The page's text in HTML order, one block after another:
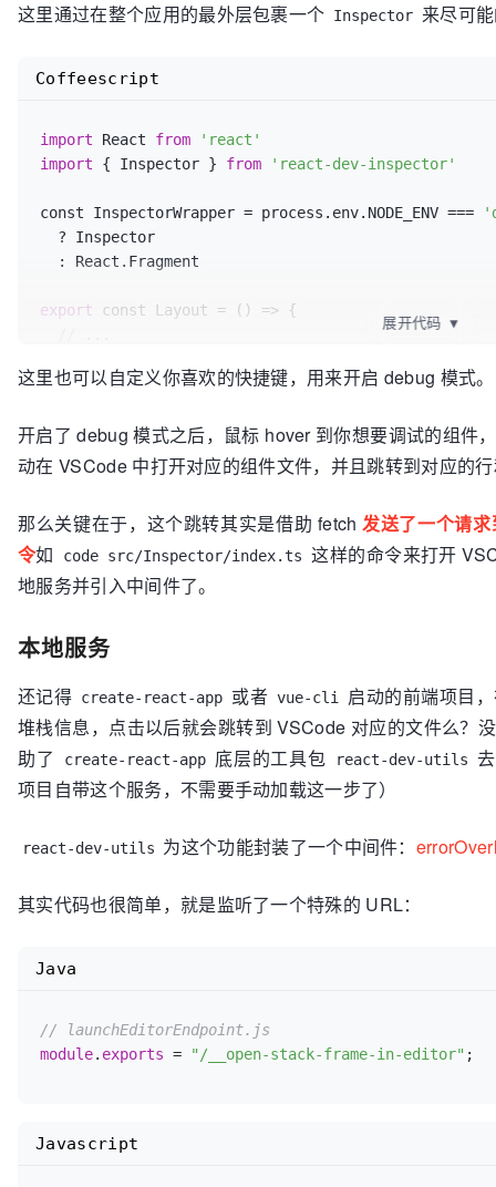
这里通过在整个应用的最外层包裹一个 Inspector 来尽可
import React from
'react'
import { Inspector } from 'react-dev-inspector'
const InspectorWrapper = process.env.NODE_ENV ===
? Inspector
: React.Fragment
export const Layout = () => {
return (
keys={['control', 'shift' , 'command', 'c']}
... // Props see below
>
</InspectorWrapper>
)
Coffeescript
展开代码 ▼
这里也可以自定义你喜欢的快捷键，用来开启 debug 模式。
开启了 debug 模式之后，鼠标 hover 到你想要调试的组件
动在 VSCode 中打开对应的组件文件，并且跳转到对应的
那么关键在于，这个跳转其实是借助 fetch发送了一个请
令如 code src/Inspector/index.ts 这样的命令来打开
地服务并引入中间件了。
本地服务
还记得 create-react-app 或者 vue-cli 启动的前端项目
堆栈信息，点击以后就会跳转到 VSCode 对应的文件么？
助了
create-react-app 底层的工具包 react-dev-utils
项目自带这个服务，不需要手动加载这一步了）
react-dev-utils 为这个功能封装了一个中间件：
其实代码也很简单，就是监听了一个特殊的 URL：
// launchEditorEndpoint.js
module. exports = "/__open-stack-frame-in-editor"
Java
Javascript